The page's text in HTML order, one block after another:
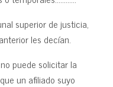
superior de justicia,
les decían.
puede solicitar la
un afiliado suyo